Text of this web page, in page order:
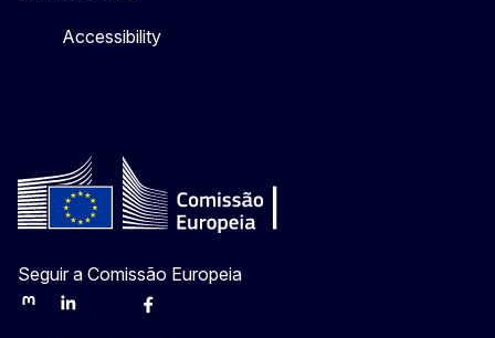
Accessibility
Seguir a Comissão Europeia
MastodonLinkedInBlueskyFacebook